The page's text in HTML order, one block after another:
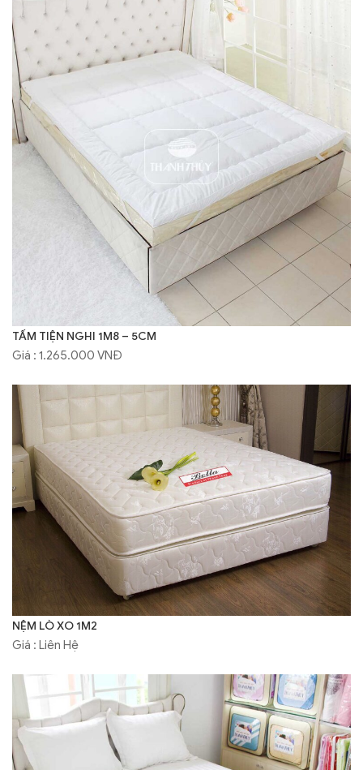
TẤM TIỆN NGHI 1M8 – 5CM
Giá : 1.265.000 VNĐ
NỆM LÒ XO 1M2
Giá : Liên Hệ